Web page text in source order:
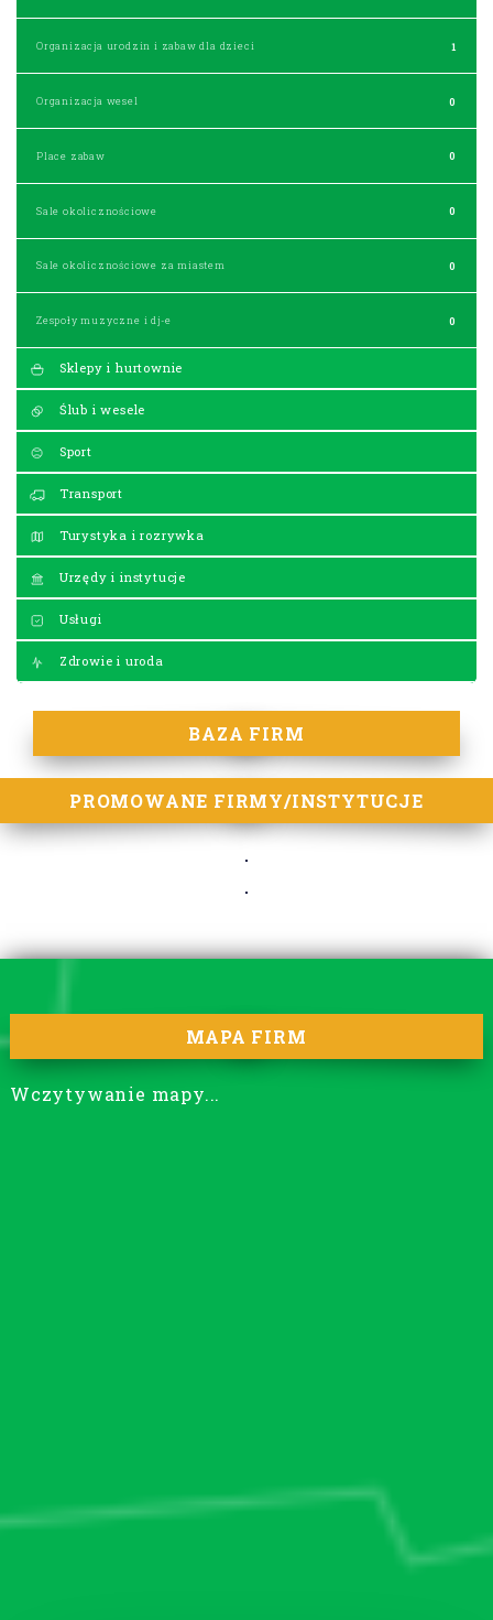
Organizacja urodzin i zabaw dla dzieci 1
Organizacja wesel 0
Place zabaw 0
Sale okolicznościowe 0
Sale okolicznościowe za miastem 0
Zespoły muzyczne i dj-e 0
Sklepy i hurtownie
Ślub i wesele
Sport
Transport
Turystyka i rozrywka
Urzędy i instytucje
Usługi
Zdrowie i uroda
BAZA FIRM
PROMOWANE FIRMY/INSTYTUCJE
MAPA FIRM
Wczytywanie mapy...